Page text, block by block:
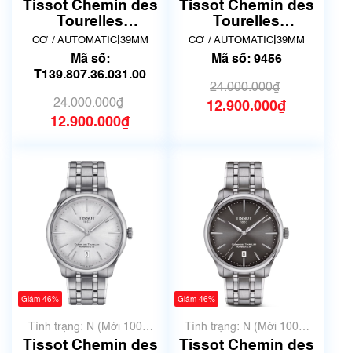
chưa qua sử dụng)
Tissot Chemin des
Tourelles
Powermatic 80
T139.807.36.031.00
| New
CƠ / AUTOMATIC| 39MM
Mã số:
T139.807.36.031.00
24.000.000₫
12.900.000₫
chưa qua sử dụng)
Tissot Chemin des
Tourelles
Powermatic 80
T139.807.11.061.00
CƠ / AUTOMATIC| 39MM
Mã số: 9456
24.000.000₫
12.900.000₫
Giảm 46%
Tình trạng: N (Mới 100%
chưa qua sử dụng)
Tissot Chemin des
Giảm 46%
Tình trạng: N (Mới 100%
chưa qua sử dụng)
Tissot Chemin des